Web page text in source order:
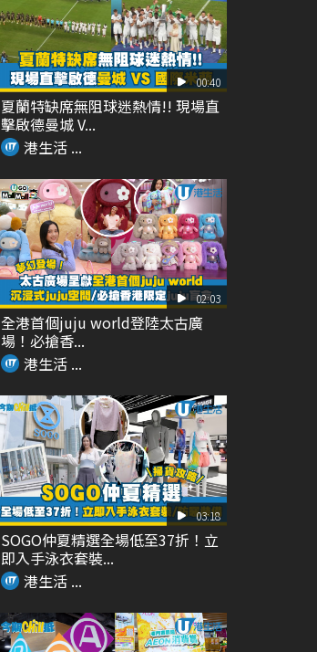
00:40
夏蘭特缺席無阻球迷熱情!! 現場直
擊啟德曼城 V...
港生活 ...
02:03
全港首個juju world登陸太古廣
場！必搶香...
港生活 ...
03:18
SOGO仲夏精選全場低至37折！立
即入手泳衣套裝...
港生活 ...